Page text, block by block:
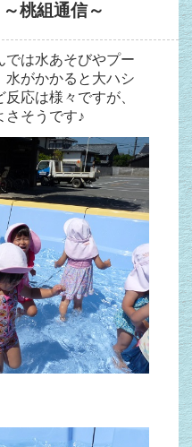
桃組通信～
では水あそびやプー
水がかかると大ハシ
応は様々ですが、
さそうです♪